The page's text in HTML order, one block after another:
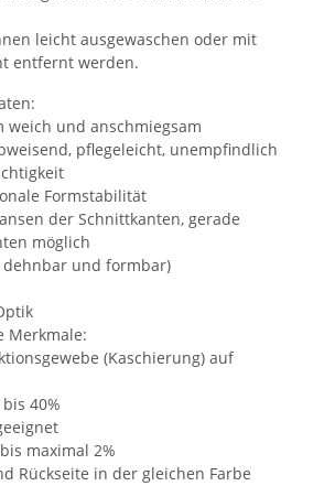
leicht ausgewaschen oder mit
entfernt werden.
weich und anschmiegsam
pflegeleicht, unempfindlich
Formstabilität
der Schnittkanten, gerade
möglich
dehnbar und formbar)
Merkmale:
(Kaschierung) auf
40%
maximal 2%
Rückseite in der gleichen Farbe